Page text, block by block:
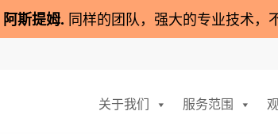
阿斯提姆. 同样的团队，强大的专业技术，
关于我们 服务范围